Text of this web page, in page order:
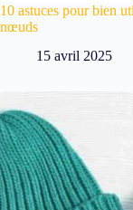
10 astuces pour bien
nœuds
15 avril 2025